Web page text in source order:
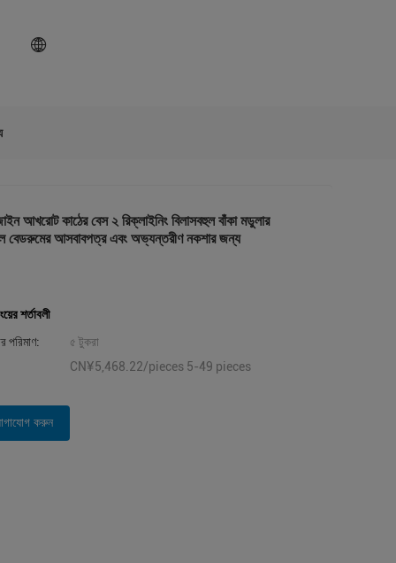
আখরোট কাঠের বেস ২ রিক্লাইনিং বিলাসবহুল বাঁকা মডুলার
বেডরুমের আসবাবপত্র এবং অভ্যন্তরীণ নকশার জন্য
শর্তাবলী
পরিমাণ:
৫ টুকরা
CN¥5,468.22/pieces 5-49 pieces
করুন